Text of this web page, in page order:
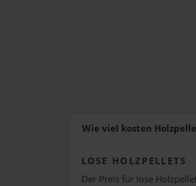
Wie viel kosten
LOSE HOLZPELLETS
Der Preis für lose